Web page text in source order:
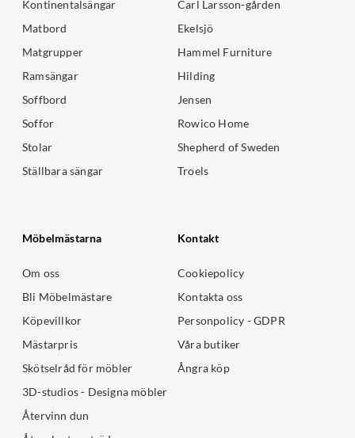
Kontinentalsängar
Matbord
Matgrupper
Ramsängar
Soffbord
Soffor
Stolar
Ställbara sängar
Carl Larsson-gården
Ekelsjö
Hammel Furniture
Hilding
Jensen
Rowico Home
Shepherd of Sweden
Troels
Möbelmästarna
Om oss
Bli Möbelmästare
Köpevillkor
Mästarpris
Skötselråd för möbler
3D-studios - Designa möbler
Återvinn dun
Kontakt
Cookiepolicy
Kontakta oss
Personpolicy - GDPR
Våra butiker
Ångra köp